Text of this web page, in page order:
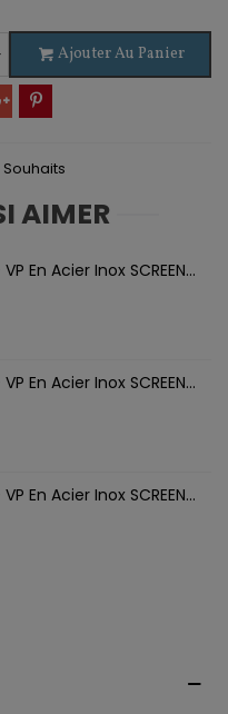
Ajouter Au Panier
Souhaits
AIMER
En Acier Inox SCREEN...
En Acier Inox SCREEN...
En Acier Inox SCREEN...